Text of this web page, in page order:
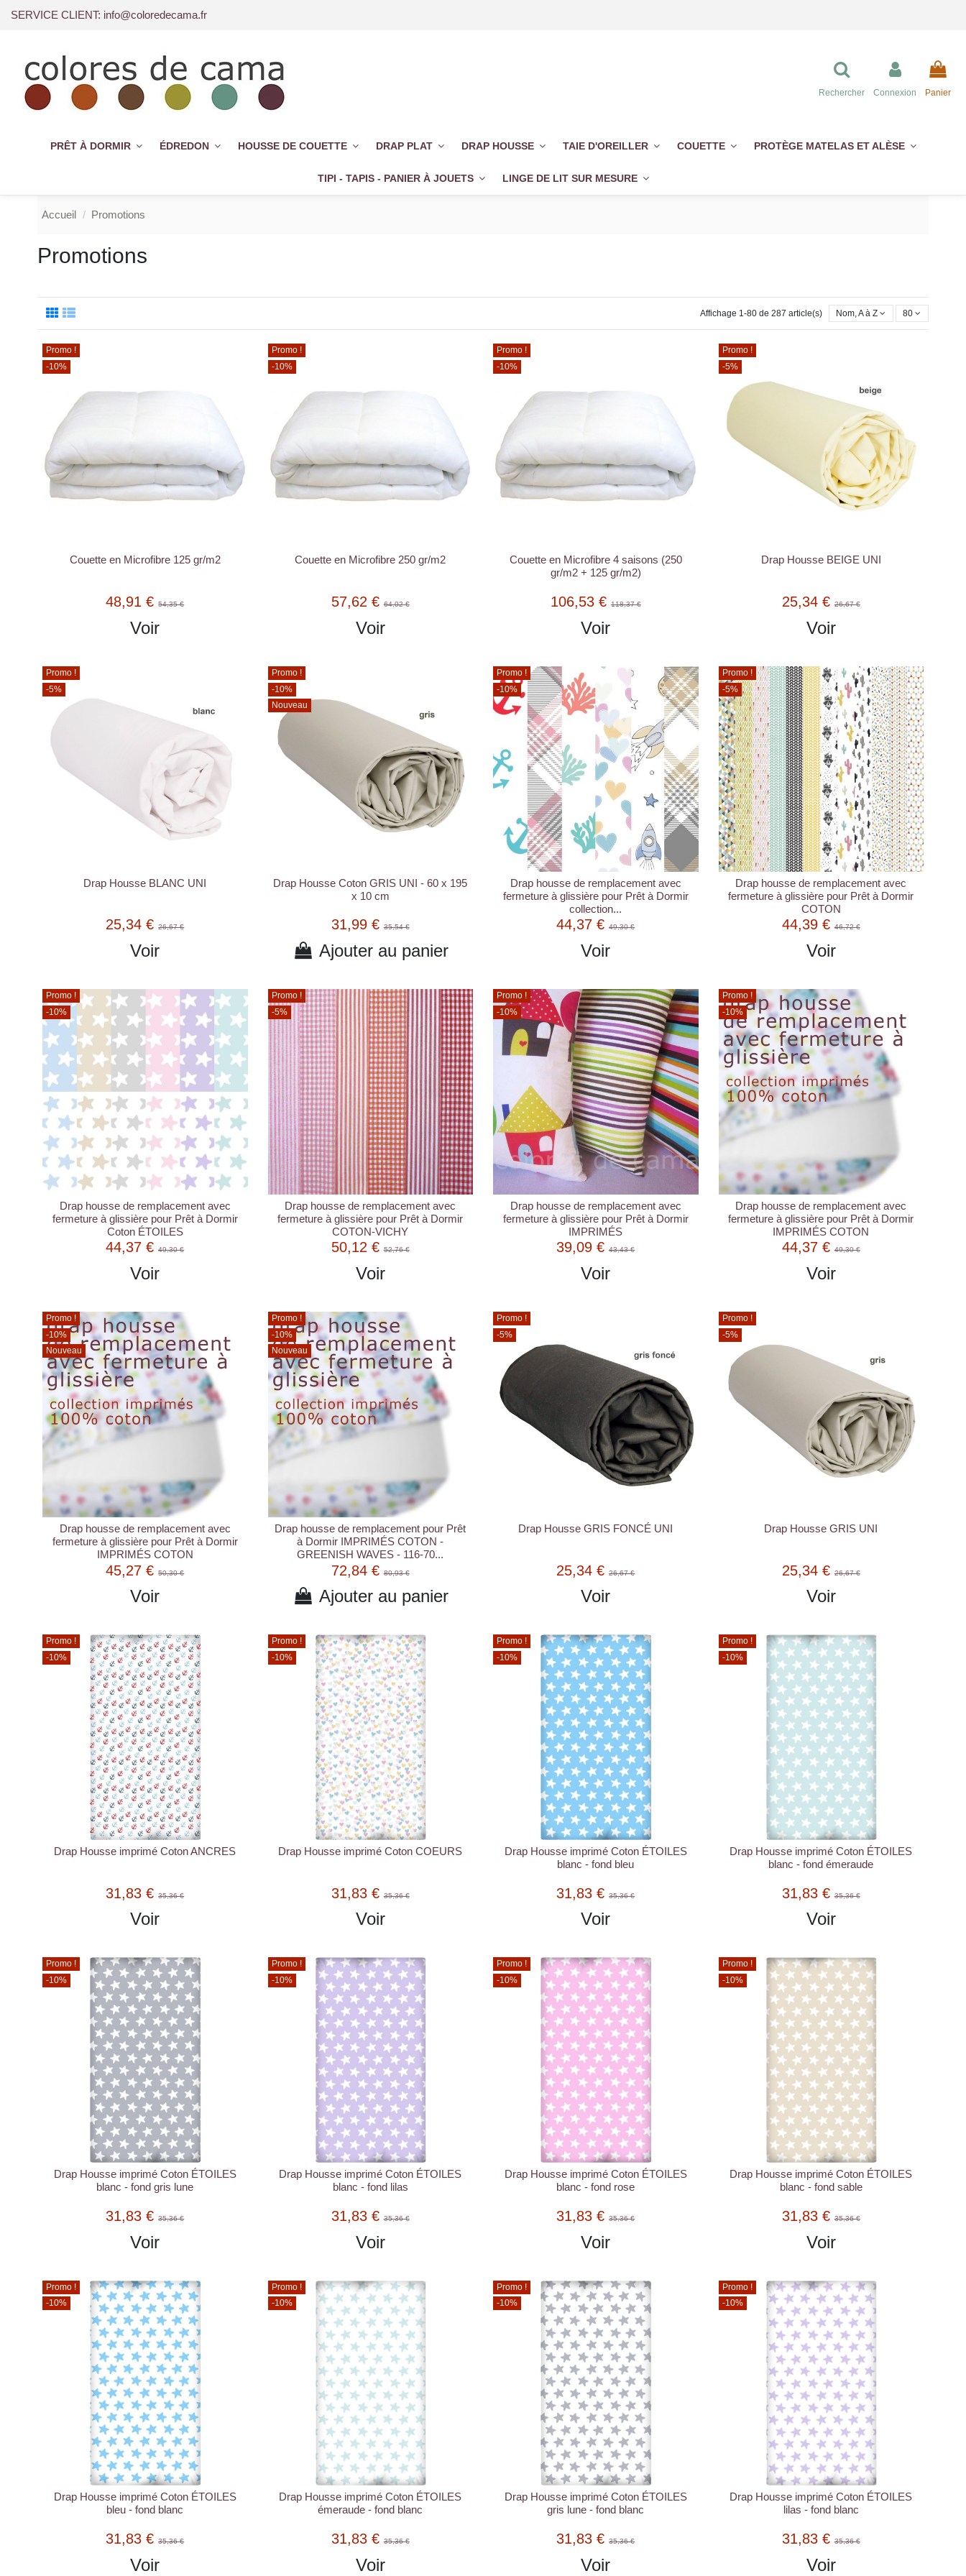
SERVICE CLIENT: info@coloredecama.fr
Rechercher Connexion Panier
PRÊT À DORMIR ÉDREDON HOUSSE DE COUETTE DRAP PLAT DRAP HOUSSE TAIE D'OREILLER COUETTE PROTÈGE MATELAS ET ALÈSE
TIPI - TAPIS - PANIER À JOUETS LINGE DE LIT SUR MESURE
Accueil Promotions
Promotions
Affichage 1-80 de 287 article(s) Nom, A à Z 80
Promo !
-10%
Couette en Microfibre 125 gr/m2
48,91 €54,35 €
Voir
Promo !
-10%
Couette en Microfibre 250 gr/m2
57,62 €64,02 €
Voir
Promo !
-10%
Couette en Microfibre 4 saisons (250
gr/m2 + 125 gr/m2)
106,53 €118,37 €
Voir
Promo !
-5%
Drap Housse BEIGE UNI
25,34 €26,67 €
Voir
Promo !
-5%
Drap Housse BLANC UNI
25,34 €26,67 €
Voir
Promo !
-10%
Nouveau
Drap Housse Coton GRIS UNI - 60 x 195
x 10 cm
31,99 €35,54 €
Ajouter au panier
Promo !
-10%
Drap housse de remplacement avec
fermeture à glissière pour Prêt à Dormir
collection...
44,37 €49,30 €
Voir
Promo !
-5%
Drap housse de remplacement avec
fermeture à glissière pour Prêt à Dormir
COTON
44,39 €46,72 €
Voir
Promo !
-10%
Drap housse de remplacement avec
fermeture à glissière pour Prêt à Dormir
Coton ÉTOILES
44,37 €49,30 €
Voir
Promo !
-5%
Drap housse de remplacement avec
fermeture à glissière pour Prêt à Dormir
COTON-VICHY
50,12 €52,76 €
Voir
Promo !
-10%
Drap housse de remplacement avec
fermeture à glissière pour Prêt à Dormir
IMPRIMÉS
39,09 €43,43 €
Voir
Promo !
-10%
Drap housse de remplacement avec
fermeture à glissière pour Prêt à Dormir
IMPRIMÉS COTON
44,37 €49,30 €
Voir
Promo !
-10%
Nouveau
Drap housse de remplacement avec
fermeture à glissière pour Prêt à Dormir
IMPRIMÉS COTON
45,27 €50,30 €
Voir
Promo !
-10%
Nouveau
Drap housse de remplacement pour Prêt
à Dormir IMPRIMÉS COTON -
GREENISH WAVES - 116-70...
72,84 €80,93 €
Ajouter au panier
Promo !
-5%
Drap Housse GRIS FONCÉ UNI
25,34 €26,67 €
Voir
Promo !
-5%
Drap Housse GRIS UNI
25,34 €26,67 €
Voir
Promo !
-10%
Drap Housse imprimé Coton ANCRES
31,83 €35,36 €
Voir
Promo !
-10%
Drap Housse imprimé Coton COEURS
31,83 €35,36 €
Voir
Promo !
-10%
Drap Housse imprimé Coton ÉTOILES
blanc - fond bleu
31,83 €35,36 €
Voir
Promo !
-10%
Drap Housse imprimé Coton ÉTOILES
blanc - fond émeraude
31,83 €35,36 €
Voir
Promo !
-10%
Drap Housse imprimé Coton ÉTOILES
blanc - fond gris lune
31,83 €35,36 €
Voir
Promo !
-10%
Drap Housse imprimé Coton ÉTOILES
blanc - fond lilas
31,83 €35,36 €
Voir
Promo !
-10%
Drap Housse imprimé Coton ÉTOILES
blanc - fond rose
31,83 €35,36 €
Voir
Promo !
-10%
Drap Housse imprimé Coton ÉTOILES
blanc - fond sable
31,83 €35,36 €
Voir
Promo !
-10%
Drap Housse imprimé Coton ÉTOILES
bleu - fond blanc
31,83 €35,36 €
Voir
Promo !
-10%
Drap Housse imprimé Coton ÉTOILES
émeraude - fond blanc
31,83 €35,36 €
Voir
Promo !
-10%
Drap Housse imprimé Coton ÉTOILES
gris lune - fond blanc
31,83 €35,36 €
Voir
Promo !
-10%
Drap Housse imprimé Coton ÉTOILES
lilas - fond blanc
31,83 €35,36 €
Voir